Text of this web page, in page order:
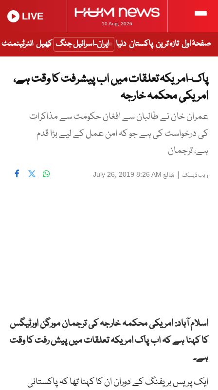
10 Aug, 2026
LIVE
صفحۂ اول تازہ ترین پاکستان دنیا ایران-اسرائیل جنگ کھیل انٹرٹینمنٹ
پاک-امریکہ تعلقات میں اب پیشرفت کا وقت ہے،
امریکی محکمہ خارجہ
عمران خان نے طالبان سے افغان حکومت سے مذاکرات
کی درخواست کی ہے جو کہ امن عمل کے لیے بڑا قدم
ہے، ترجمان
ویب ڈیسک | شائع July 26, 2019 8:26 AM
اسلام آباد: امریکی محکمہ خارجہ کی ترجمان مورگن اورٹیگس
کا کہنا ہے کہ اب پاک امریکہ تعلقات میں پیش رفت کا وقت
ہے۔
ایک پریس بریفنگ کے دوران ان کا کہنا تھا کہ پاکستانی